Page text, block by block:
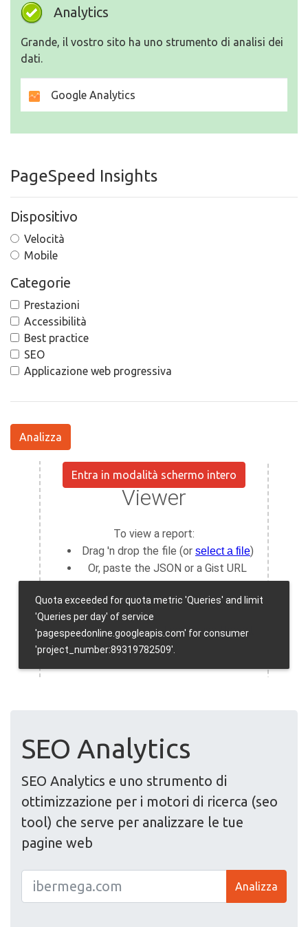
Analytics
Grande, il vostro sito ha uno strumento di analisi dei
dati.
Google Analytics
PageSpeed Insights
Dispositivo
Velocità
Mobile
Categorie
Prestazioni
Accessibilità
Best practice
SEO
Applicazione web progressiva
Analizza
Entra in modalità schermo intero
SEO Analytics
SEO Analytics e uno strumento di
ottimizzazione per i motori di ricerca (seo
tool) che serve per analizzare le tue
pagine web
Analizza